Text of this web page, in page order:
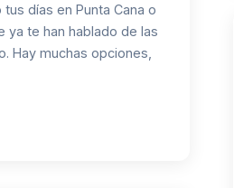
días en Punta Cana o
ya te han hablado de las
Hay muchas opciones,